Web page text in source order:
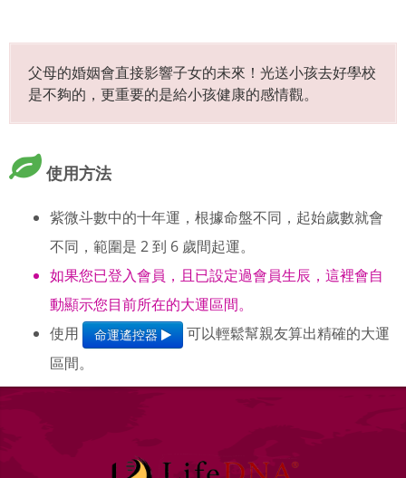
父母的婚姻會直接影響子女的未來！光送小孩去好學校
是不夠的，更重要的是給小孩健康的感情觀。
使用方法
紫微斗數中的十年運，根據命盤不同，起始歲數就會
不同，範圍是 2 到 6 歲間起運。
如果您已登入會員，且已設定過會員生辰，這裡會自
動顯示您目前所在的大運區間。
使用
命運遙控器
可以輕鬆幫親友算出精確的大運
區間。